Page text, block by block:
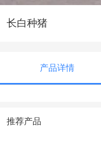
长白种猪
产品详情
推荐产品